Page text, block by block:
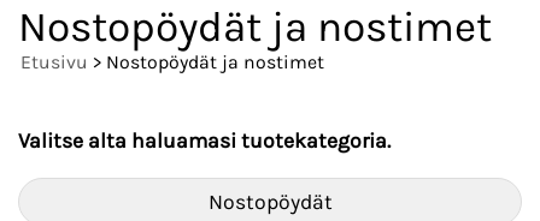
Nostopöydät ja nostimet
Etusivu > Nostopöydät ja nostimet
Valitse alta haluamasi tuotekategoria.
Nostopöydät